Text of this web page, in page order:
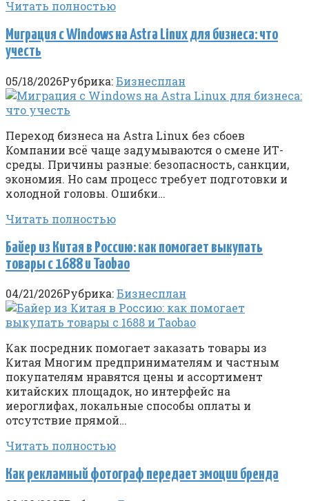
Читать полностью
Миграция с Windows на Astra Linux для бизнеса: что
учесть
05/18/2026Рубрика:Бизнесплан
Переход бизнеса на Astra Linux без сбоев
Компании всё чаще задумываются о смене ИТ-
среды. Причины разные: безопасность, санкции,
экономия. Но сам процесс требует подготовки и
холодной головы. Ошибки…
Читать полностью
Байер из Китая в Россию: как помогает выкупать
товары с 1688 и Taobao
04/21/2026Рубрика:Бизнесплан
Как посредник помогает заказать товары из
Китая Многим предпринимателям и частным
покупателям нравятся цены и ассортимент
китайских площадок, но интерфейс на
иероглифах, локальные способы оплаты и
отсутствие прямой…
Читать полностью
Как рекламный фотограф передает эмоции бренда